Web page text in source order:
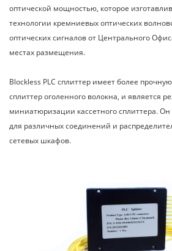
оптической мощностью, которое
технологии кремниевых оптических
оптических сигналов от Центрального
местах размещения.
Blockless PLC сплиттер имеет более
сплиттер оголенного волокна, и является
миниатюризации кассетного сплиттера.
для различных соединений и
сетевых шкафов.